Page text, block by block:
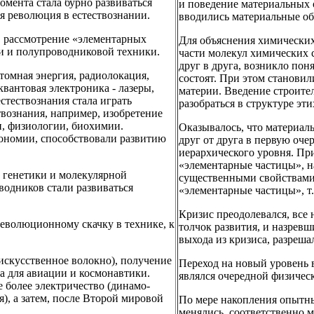
стала бурно развиваться
революция в естествознании.
«элементарных
и полупроводниковой техники.
энергия, радиолокация,
электроника - лазеры,
стала играть
например, изобретение
физиологии, биохимии.
способствовали развитию
и молекулярной
стали развиваться
скачку в технике, к
волокно), получение
для авиации и космонавтики.
электричество (динамо-
а затем, после Второй мировой
и поведение материальных
вводились материальные
Для объяснения
части молекул
друг в друга, возникло
состоят. При этом
материи. Введение
разобраться в структуре
Оказывалось, что
друг от друга в первую
иерархического уровня.
«элементарные частицы»,
существенными
«элементарные частицы»,
Кризис преодолевался,
толчок развития, и
выхода из кризиса,
Переход на новый уровень
являлся очередной
По мере накопления